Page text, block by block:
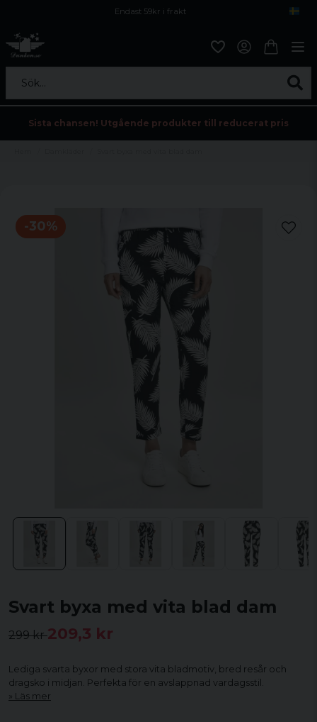
Endast 59kr i frakt
Sök...
Sista chansen! Utgående produkter till reducerat pris
-30%
Svart byxa med vita blad dam
299 kr209,3 kr
Lediga svarta byxor med stora vita bladmotiv, bred resår och
dragsko i midjan. Perfekta för en avslappnad vardagsstil.
Läs mer